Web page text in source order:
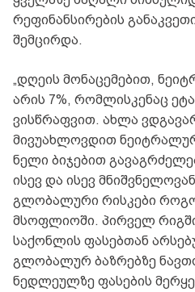
რეფინანსირების
შემცირდა.
„დღეის მონაცემებით,
არის 7%, რომლისკენაც
ვისწრაფვით. ახლა
მივუახლოვდით
ნელი ბიჯებით
ისევ და ისევ
გლობალური რისკები
მსოფლიოში. პირველ
საქონლის ფასებთან
გლობალურ ბაზრებზე
ნედლეულზე ფასების